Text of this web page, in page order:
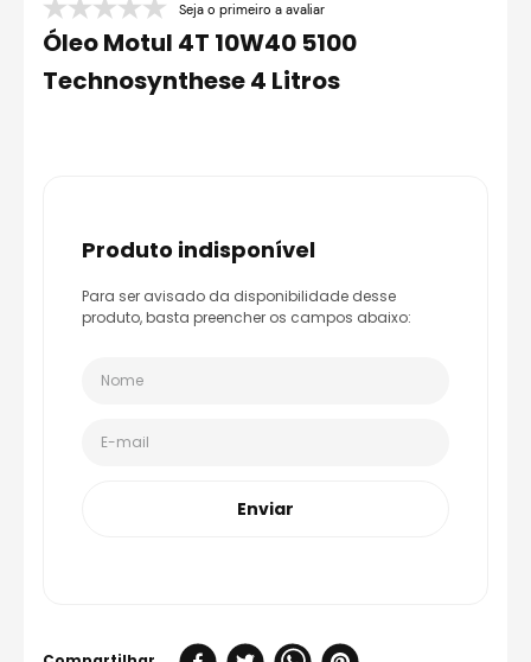
6º
7º bau
Seja o primeiro a avaliar
Óleo Motul 4T 10W40 5100
Technosynthese 4 Litros
produto indisponível
Para ser avisado da disponibilidade desse
produto, basta preencher os campos abaixo:
Enviar